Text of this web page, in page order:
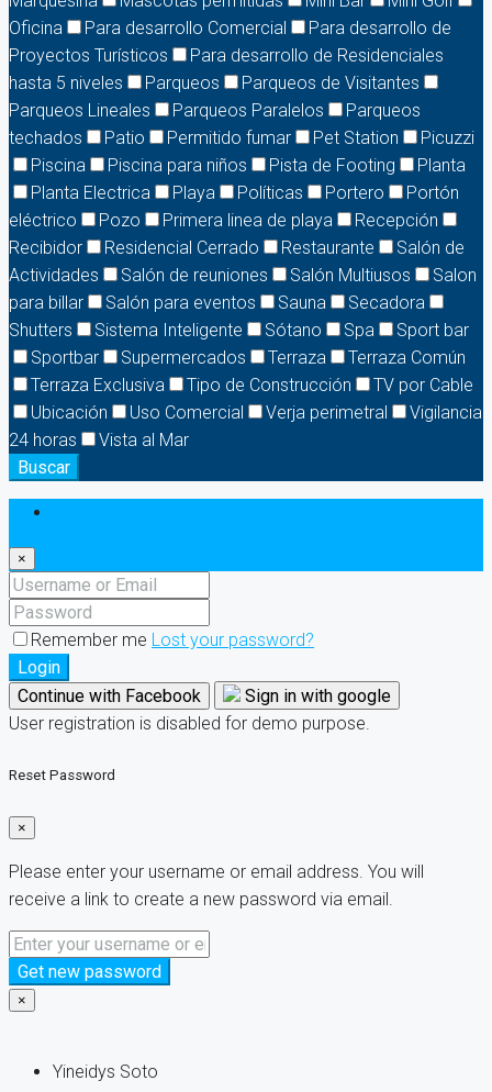
Oficina
Para desarrollo Comercial
Para desarrollo de
Proyectos Turísticos
Para desarrollo de Residenciales
hasta 5 niveles
Parqueos
Parqueos de Visitantes
Parqueos Lineales
Parqueos Paralelos
Parqueos
techados
Patio Permitido fumar Pet Station
Picuzzi
Piscina
Piscina para niños Pista de Footing
Planta
Planta Electrica
Playa Políticas Portero
Portón
eléctrico
Pozo Primera linea de playa
Recepción
Recibidor
Residencial Cerrado Restaurante
Salón de
Actividades
Salón de reuniones Salón Multiusos
Salon
para billar
Salón para eventos Sauna
Secadora
Shutters
Sistema Inteligente Sótano Spa
Sport bar
Sportbar
Supermercados Terraza
Terraza Común
Terraza Exclusiva
Tipo de Construcción
TV por Cable
Ubicación
Uso Comercial Verja perimetral
Vigilancia
24 horas
Vista al Mar
Buscar
×
Remember me Lost your password?
Login
Continue with Facebook
Sign in with google
User registration is disabled for demo purpose.
Reset Password
×
Please enter your username or email address. You will
receive a link to create a new password via email.
Get new password
×
Yineidys Soto